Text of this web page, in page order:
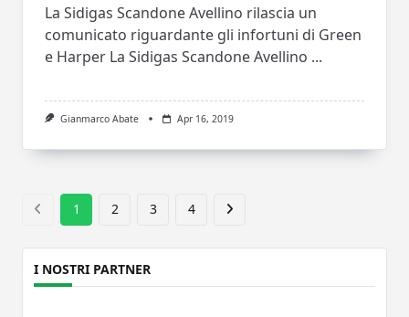
La Sidigas Scandone Avellino rilascia un
comunicato riguardante gli infortuni di Green
e Harper La Sidigas Scandone Avellino ...
Gianmarco Abate Apr 16, 2019
1 2 3 4
I NOSTRI PARTNER